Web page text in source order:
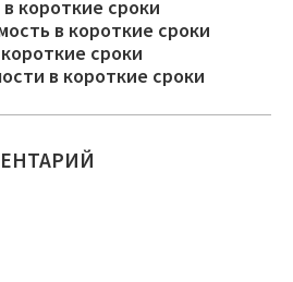
короткие сроки
в короткие сроки
сроки
в короткие сроки